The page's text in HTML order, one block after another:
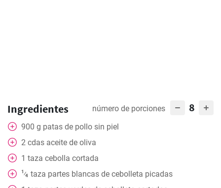
Ingredientes número de porciones 8
900 g patas de pollo sin piel
2 cdas aceite de oliva
1 taza cebolla cortada
1⁄4 taza partes blancas de cebolleta picadas